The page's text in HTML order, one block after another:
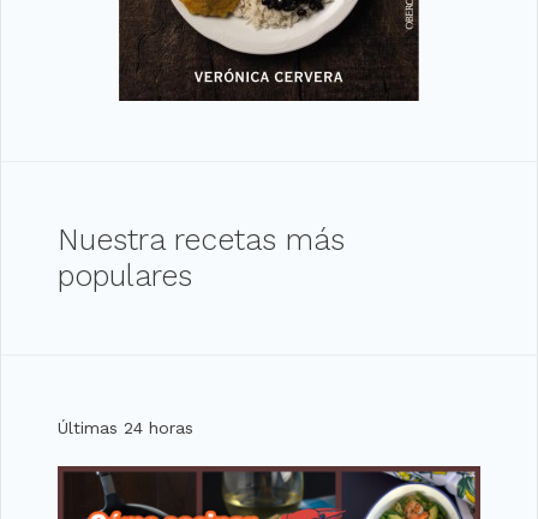
Nuestra recetas más
populares
Últimas 24 horas